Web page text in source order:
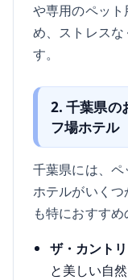
や専用のペッ
め、ストレス
す。
2. 千葉県の
フ場ホテル
千葉県には、
ホテルがいく
も特におすすめ
ザ・カント
と美しい自